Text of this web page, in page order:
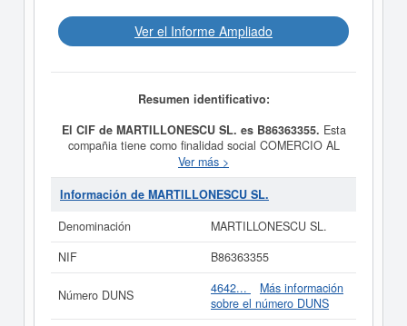
Ver el Informe Ampliado
Resumen identificativo:
El CIF de MARTILLONESCU SL. es B86363355. Esta
compañia tiene como finalidad social COMERCIO AL
POR MAYOR DE PRENDAS EXTERIORES DE VESTIR,
teniendo como fecha de su constitución el día
23/12/2011. El CNAE que tiene es 4642 - Comercio al
SIC correspondiente a la empresaMARTILLONESCU
consultado un total de 5. La última consulta ha sido el
subvenciones a las que puede optar esta empresa. Esta
compañía tiene un rango de capital de 0 a 3.100 €.
Adscrita en el Registro Mercantil de Madrid, tienen
Ver más >
Información de MARTILLONESCU SL.
Denominación
MARTILLONESCU SL.
NIF
B86363355
Número DUNS 4642...
Más información
sobre el número DUNS